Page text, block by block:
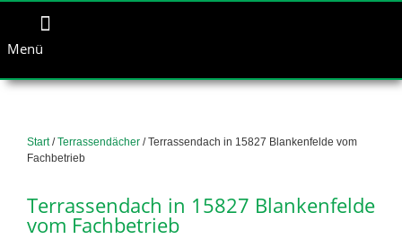
Menü
Start/Terrassendächer / Terrassendach in 15827 Blankenfelde vom
Fachbetrieb
Terrassendach in 15827 Blankenfelde
vom Fachbetrieb